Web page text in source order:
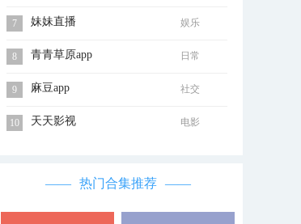
7 妹妹直播 娱乐
8 青青草原app 日常
9 麻豆app 社交
10 天天影视 电影
热门合集推荐